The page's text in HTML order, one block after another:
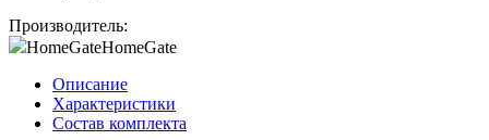
Производитель:
HomeGateHomeGate
Описание
Характеристики
Состав комплекта